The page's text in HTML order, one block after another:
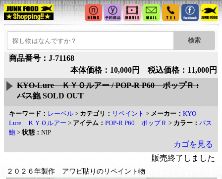
商品番号：J-71168
本体価格：10,000円 税込価格：11,000円
KYO-Lure ＫＹＯルアー / POP-R P60 ポップＲ :
バス鮑SOLD OUT
キーワード： レーベル > カテゴリ： リペイント > メーカー： KYO-
Lure ＫＹＯルアー > アイテム： POP-R P60 ポップＲ > カラー： バス
鮑 >状態： NIP
カゴを見る
販売終了しました
２０２６年製作 アワビ貼りのリペイント物